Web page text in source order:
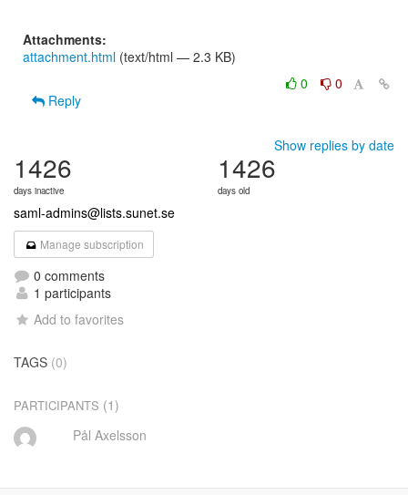
Attachments:
attachment.html (text/html — 2.3 KB)
0
0
Reply
Show replies by date
1426
days inactive
1426
days old
saml-admins@lists.sunet.se
Manage subscription
0 comments
1 participants
Add to favorites
TAGS (0)
PARTICIPANTS (1)
Pål Axelsson